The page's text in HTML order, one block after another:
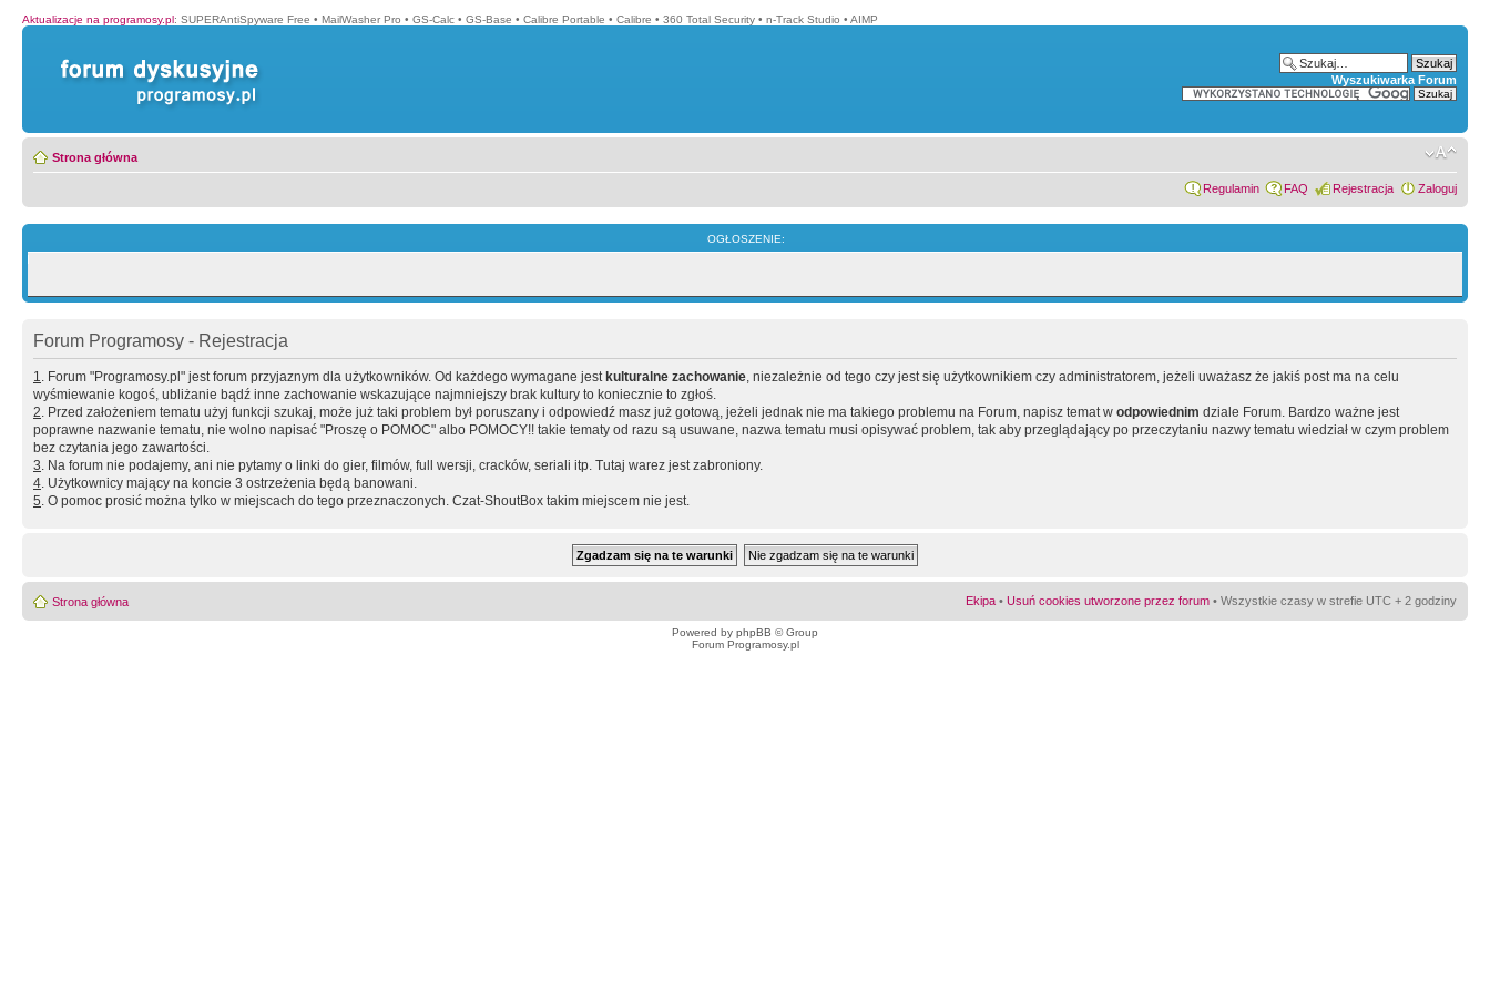
Aktualizacje na programosy.pl: SUPERAntiSpyware Free • MailWasher Pro • GS-Calc • GS-Base • Calibre Portable • Calibre • 360 Total Security • n-Track Studio • AIMP
Wyszukiwarka Forum
Strona główna
Regulamin FAQ Rejestracja Zaloguj
OGŁOSZENIE:
Forum Programosy - Rejestracja
1. Forum "Programosy.pl" jest forum przyjaznym dla użytkowników. Od każdego wymagane jest kulturalne zachowanie, niezależnie od tego czy jest się użytkownikiem czy administratorem, jeżeli uważasz że jakiś post ma na celu
wyśmiewanie kogoś, ubliżanie bądź inne zachowanie wskazujące najmniejszy brak kultury to koniecznie to zgłoś.
2. Przed założeniem tematu użyj funkcji szukaj, może już taki problem był poruszany i odpowiedź masz już gotową, jeżeli jednak nie ma takiego problemu na Forum, napisz temat w odpowiednim dziale Forum. Bardzo ważne jest
poprawne nazwanie tematu, nie wolno napisać "Proszę o POMOC" albo POMOCY!! takie tematy od razu są usuwane, nazwa tematu musi opisywać problem, tak aby przeglądający po przeczytaniu nazwy tematu wiedział w czym problem
bez czytania jego zawartości.
3. Na forum nie podajemy, ani nie pytamy o linki do gier, filmów, full wersji, cracków, seriali itp. Tutaj warez jest zabroniony.
4. Użytkownicy mający na koncie 3 ostrzeżenia będą banowani.
5. O pomoc prosić można tylko w miejscach do tego przeznaczonych. Czat-ShoutBox takim miejscem nie jest.
Strona główna Ekipa • Usuń cookies utworzone przez forum • Wszystkie czasy w strefie UTC + 2 godziny
Powered by phpBB © Group
Forum Programosy.pl